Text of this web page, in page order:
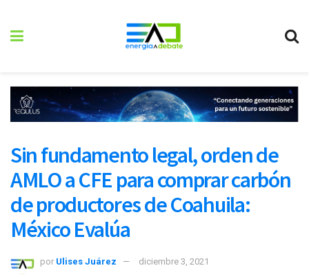
Sin fundamento legal, orden de
AMLO a CFE para comprar carbón
de productores de Coahuila:
México Evalúa
por Ulises Juárez diciembre 3, 2021